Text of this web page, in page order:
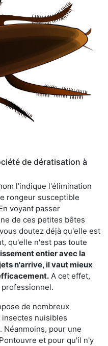
de dératisation à
l'indique l'élimination
rongeur susceptible
voyant passer
de ces petites bêtes
doutez déjà qu'elle est
qu'elle n'est pas toute
entier avec la
n'arrive, il vaut mieux
A cet effet,
de nombreux
nuisibles
Néanmoins, pour une
et pour qu'il n'y